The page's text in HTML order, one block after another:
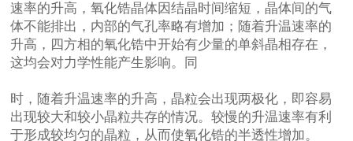
速率的升高，氧化锆晶体因结晶时间缩短，晶体间的气
体不能排出，内部的气孔率略有增加；随着升温速率的
升高，四方相的氧化锆中开始有少量的单斜晶相存在，
这均会对力学性能产生影响。同
时，随着升温速率的升高，晶粒会出现两极化，即容易
出现较大和较小晶粒共存的情况。较慢的升温速率有利
于形成较均匀的晶粒，从而使氧化锆的半透性增加。